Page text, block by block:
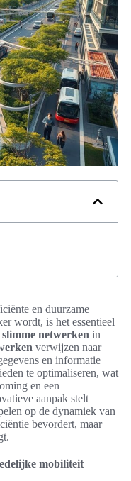
en duurzame
wordt, is het essentieel
netwerken in
verwijzen naar
en informatie
te optimaliseren, wat
en een
aanpak stelt
op de dynamiek van
bevordert, maar
mobiliteit